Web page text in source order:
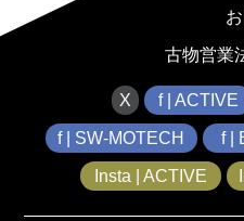
古物営業
X f | ACTIVE
f | SW-MOTECH f |
Insta | ACTIVE